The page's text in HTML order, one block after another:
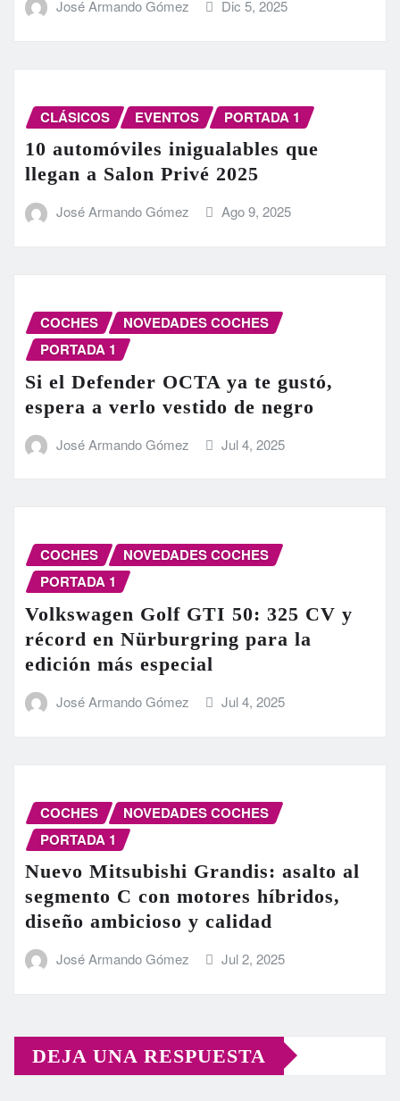
José Armando Gómez Dic 5, 2025
CLÁSICOS EVENTOS PORTADA 1
10 automóviles inigualables que
llegan a Salon Privé 2025
José Armando Gómez Ago 9, 2025
COCHES
NOVEDADES COCHES
PORTADA 1
Si el Defender OCTA ya te gustó,
espera a verlo vestido de negro
José Armando Gómez Jul 4, 2025
COCHES
NOVEDADES COCHES
PORTADA 1
Volkswagen Golf GTI 50: 325 CV y
récord en Nürburgring para la
edición más especial
José Armando Gómez Jul 4, 2025
COCHES
NOVEDADES COCHES
PORTADA 1
Nuevo Mitsubishi Grandis: asalto al
segmento C con motores híbridos,
diseño ambicioso y calidad
José Armando Gómez Jul 2, 2025
DEJA UNA RESPUESTA